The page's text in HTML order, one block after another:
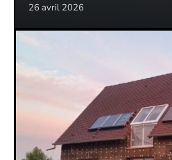
26 avril 2026